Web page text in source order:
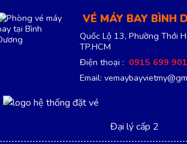
VÉ MÁY BAY BÌNH
Quốc Lộ 13, Phường Thới
TP.HCM
Điện thoại : 0915 699 901
Email:
Đại lý cấp 2